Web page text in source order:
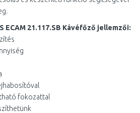
ECAM 21.117.SB Kávéfőző jellemzői:
fokozattal